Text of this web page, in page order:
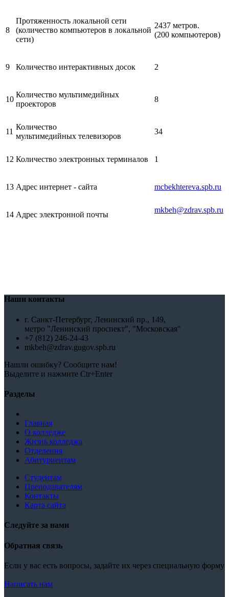
8
Протяженность локальной сети
(количество компьютеров в локальной
сети)
2437 метров.
(200 компьютеров)
9 Количество интерактивных досок 2
10
Количество мультимедийных
проекторов
8
11
Количество
мультимедийных телевизоров
34
12 Количество электронных терминалов 1
13 Адрес интернет - сайта mcbekhtereva.spb.ru
14 Адрес электронной почты
mkbeh@zdrav.spb.ru
Наши контакты
г. Санкт-Петербург, Ленинский пр., 149,
метро "Ленинский проспект", "Московская"
+7 (812) 246-24-43
mkbeh@zdrav.gugov.spb.ru
Нашли ошибку? Сообщите нам!
Выделите и нажмите Ctr+Enter
Разделы
Главная
О колледже
Жизнь колледжа
Отделения
Абитуриентам
Студентам
Преподавателям
Контакты
Карта сайта
Следуйте за нами
Обратная связь
Если у вас есть вопросы, задайте их через специальную форму
Написать нам